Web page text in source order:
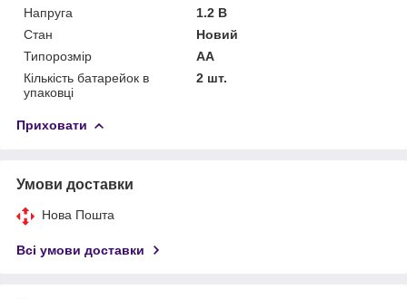
Напруга
1.2 В
Стан
Новий
Типорозмір
AA
Кількість батарейок в
упаковці
2 шт.
Приховати
Умови доставки
Нова Пошта
Всі умови доставки